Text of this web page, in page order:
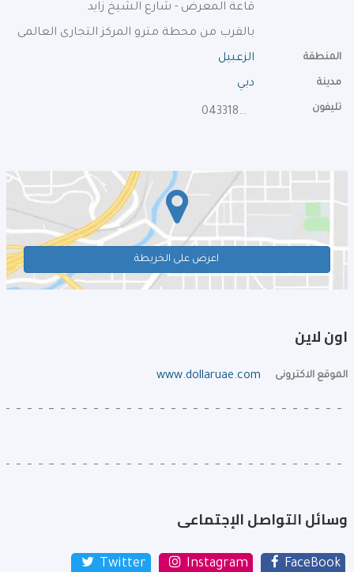
قاعة المعرض - شارع الشيخ زايد
بالقرب من محطة مترو المركز التجارى العالمى
المنطقة الزعبيل
مدينة دبي
تليفون 043318623
اعرض على الخريطة
اون لاين
الموقع الاكترونى www.dollaruae.com
وسائل التواصل الإجتماعى
FaceBook
Instagram
Twitter